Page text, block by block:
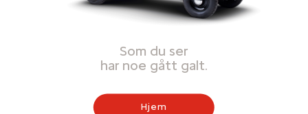
Som du ser
har noe gått galt.
Hjem